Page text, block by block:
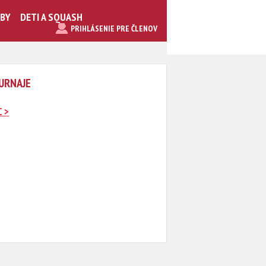
DETI A SQUASH
PRIHLÁSENIE PRE ČLENOV
>